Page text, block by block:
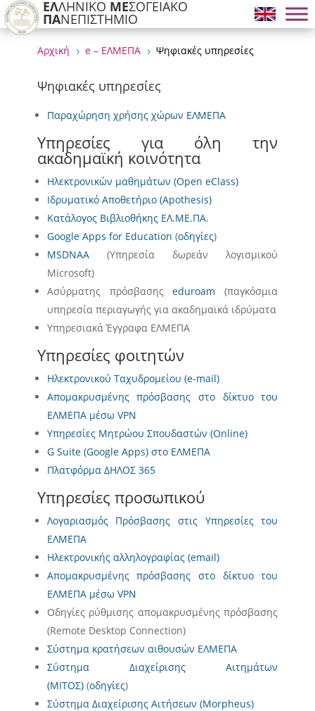
ΕΛΛΗΝΙΚΟ ΜΕΣΟΓΕΙΑΚΟ
ΠΑΝΕΠΙΣΤΗΜΙΟ
Αρχική 5 e – ΕΛΜΕΠΑ 5 Ψηφιακές υπηρεσίες
Ψηφιακές υπηρεσίες
Παραχώρηση χρήσης χώρων ΕΛΜΕΠΑ
Υπηρεσίες για όλη την
ακαδημαϊκή κοινότητα
Ηλεκτρονικών μαθημάτων (Open eClass)
Ιδρυματικό Αποθετήριο (Apothesis)
Κατάλογος Βιβλιοθήκης ΕΛ.ΜΕ.ΠΑ.
Google Apps for Education (οδηγίες)
MSDNAA(Υπηρεσία δωρεάν λογισμικού
Microsoft)
Ασύρματης πρόσβασηςeduroam (παγκόσμια
υπηρεσία περιαγωγής για ακαδημαϊκά ιδρύματα
Υπηρεσιακά Έγγραφα ΕΛΜΕΠΑ
Υπηρεσίες φοιτητών
Ηλεκτρονικού Ταχυδρομείου (e-mail)
Απομακρυσμένης πρόσβασης στο δίκτυο του
ΕΛΜΕΠΑ μέσω VPN
Υπηρεσίες Μητρώου Σπουδαστών (Online)
G Suite (Google Apps) στο ΕΛΜΕΠΑ
Πλατφόρμα ΔΗΛΟΣ 365
Υπηρεσίες προσωπικού
Λογαριασμός Πρόσβασης στις Υπηρεσίες του
ΕΛΜΕΠΑ
Ηλεκτρονικής αλληλογραφίας (email)
Απομακρυσμένης πρόσβασης στο δίκτυο του
ΕΛΜΕΠΑ μέσω VPN
Οδηγίες ρύθμισης απομακρυσμένης πρόσβασης
(Remote Desktop Connection)
Σύστημα κρατήσεων αιθουσών ΕΛΜΕΠΑ
Σύστημα Διαχείρισης Αιτημάτων
(ΜΙΤΟΣ)(οδηγίες)
Σύστημα Διαχείρισης Αιτήσεων (Morpheus)